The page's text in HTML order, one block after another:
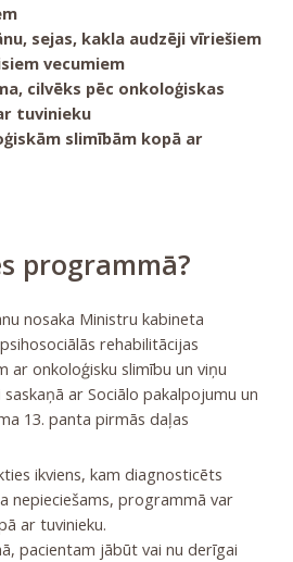
sejas, kakla audzēji vīriešiem
vecumiem
cilvēks pēc onkoloģiskas
tuvinieku
slimībām kopā ar
programmā?
nosaka Ministru kabineta
rehabilitācijas
ar onkoloģisku slimību un viņu
ar Sociālo pakalpojumu un
13. panta pirmās daļas
ikviens, kam diagnosticēts
nepieciešams, programmā var
ar tuvinieku.
pacientam jābūt vai nu derīgai